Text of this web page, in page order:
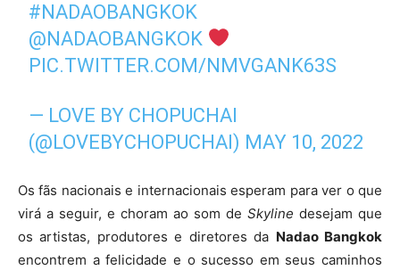
#NADAOBANGKOK
@NADAOBANGKOK
PIC.TWITTER.COM/NMVGANK63S
— LOVE BY CHOPUCHAI
(@LOVEBYCHOPUCHAI) MAY 10, 2022
Os fãs nacionais e internacionais esperam para ver o que
virá a seguir, e choram ao som de Skyline desejam que
os artistas, produtores e diretores da Nadao Bangkok
encontrem a felicidade e o sucesso em seus caminhos